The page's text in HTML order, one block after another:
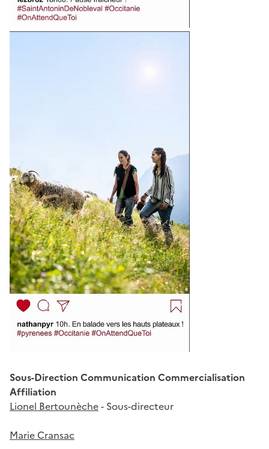
Sous-Direction Communication Commercialisation
Affiliation
Lionel Bertounèche- Sous-directeur
Marie Cransac